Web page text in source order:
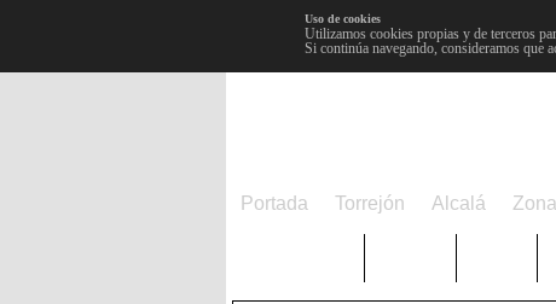
Uso de cookies
Utilizamos cookies propias y de terceros
Si continúa navegando, consideramos que
Portada Torrejón Alcalá